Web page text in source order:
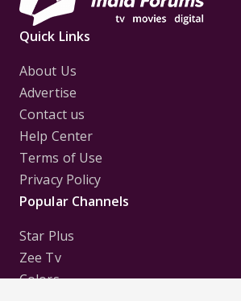
Quick Links
About Us
Advertise
Contact us
Help Center
Terms of Use
Privacy Policy
Popular Channels
Star Plus
Zee Tv
Colors